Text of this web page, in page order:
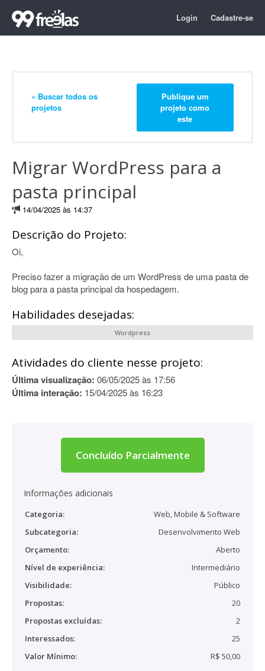
Login Cadastre-se
« Buscar todos os
projetos
Publique um
projeto como
este
Migrar WordPress para a
pasta principal
14/04/2025 às 14:37
Descrição do Projeto:
Oi,
Preciso fazer a migração de um WordPress de uma pasta de
blog para a pasta principal da hospedagem.
Habilidades desejadas:
Wordpress
Atividades do cliente nesse projeto:
Última visualização: 06/05/2025 às 17:56
Última interação: 15/04/2025 às 16:23
Concluído Parcialmente
Informações adicionais
Categoria:
Web, Mobile & Software
Subcategoria:
Desenvolvimento Web
Orçamento:
Aberto
Nível de experiência:
Intermediário
Visibilidade:
Público
Propostas:
20
Propostas excluídas:
2
Interessados:
25
Valor Mínimo:
R$ 50,00